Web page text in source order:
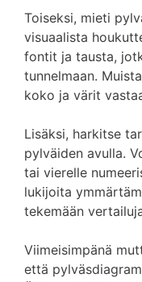
Toiseksi, mieti
visuaalista
fontit ja tausta,
tunnelmaan.
koko ja värit
Lisäksi, harkitse
pylväiden avulla.
tai vierelle
lukijoita
tekemään
Viimeisimpänä
että